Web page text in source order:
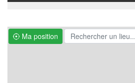
Ma position